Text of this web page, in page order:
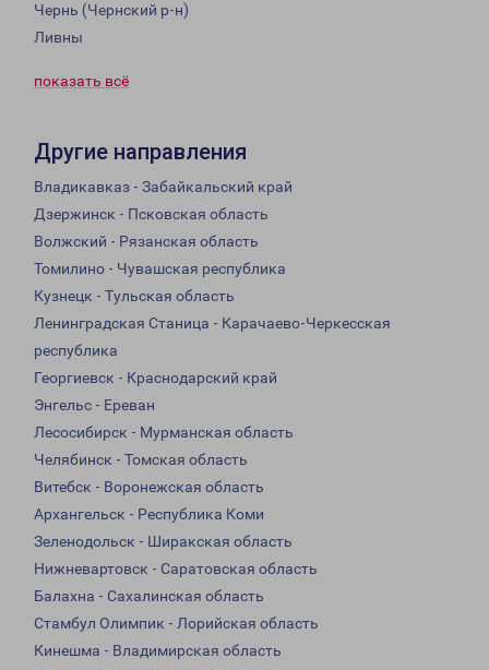
Чернь (Чернский р-н)
Ливны
показать всё
Другие направления
Владикавказ - Забайкальский край
Дзержинск - Псковская область
Волжский - Рязанская область
Томилино - Чувашская республика
Кузнецк - Тульская область
Ленинградская Станица - Карачаево-Черкесская
республика
Георгиевск - Краснодарский край
Энгельс - Ереван
Лесосибирск - Мурманская область
Челябинск - Томская область
Витебск - Воронежская область
Архангельск - Республика Коми
Зеленодольск - Ширакская область
Нижневартовск - Саратовская область
Балахна - Сахалинская область
Стамбул Олимпик - Лорийская область
Кинешма - Владимирская область